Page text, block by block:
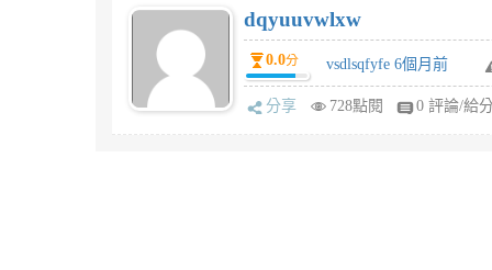
dqyuuvwlxw
0.0分 vsdlsqfyfe 6個月前
分享 728點閱 0 評論/給